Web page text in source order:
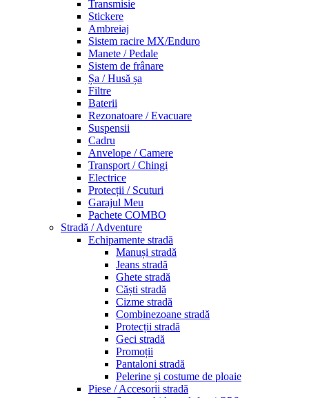
Transmisie
Stickere
Ambreiaj
Sistem racire MX/Enduro
Manete / Pedale
Sistem de frânare
Șa / Husă șa
Filtre
Baterii
Rezonatoare / Evacuare
Suspensii
Cadru
Anvelope / Camere
Transport / Chingi
Electrice
Protecții / Scuturi
Garajul Meu
Pachete COMBO
Stradă / Adventure
Echipamente stradă
Manuși stradă
Jeans stradă
Ghete stradă
Căști stradă
Cizme stradă
Combinezoane stradă
Protecții stradă
Geci stradă
Promoții
Pantaloni stradă
Pelerine și costume de ploaie
Piese / Accesorii stradă